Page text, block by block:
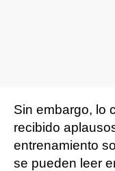
Sin embargo, lo
recibido
entrenamiento
se pueden leer